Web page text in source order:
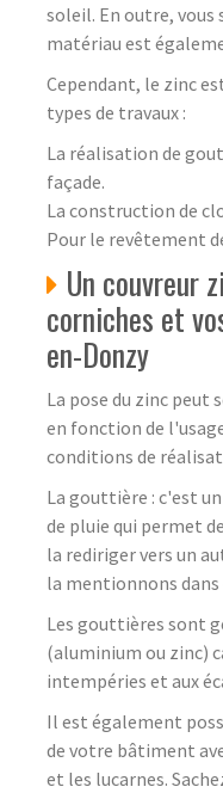
soleil. En outre, vous
matériau est
Cependant, le zinc
types de travaux :
La réalisation de
façade.
La construction de
Pour le revêtement
Un couvreur
corniches et
en-Donzy
La pose du zinc peut
en fonction de
conditions de
La gouttière : c'est
de pluie qui permet
la rediriger vers un
la mentionnons
Les gouttières sont
(aluminium ou zinc)
intempéries et aux
Il est également
de votre bâtiment
et les lucarnes.